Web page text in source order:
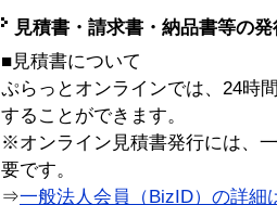
見積書・請求書・納品書等の
■見積書について
ぷらっとオンラインでは、24時
することができます。
※オンライン見積書発行には、
要です。
⇒一般法人会員（BizID）の詳細